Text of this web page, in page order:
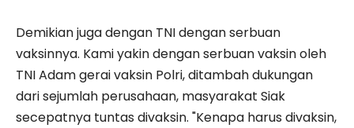
Demikian juga dengan TNI dengan serbuan
vaksinnya. Kami yakin dengan serbuan vaksin oleh
TNI Adam gerai vaksin Polri, ditambah dukungan
dari sejumlah perusahaan, masyarakat Siak
secepatnya tuntas divaksin. "Kenapa harus divaksin,